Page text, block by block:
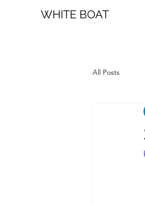
WHITE BOAT
All Posts